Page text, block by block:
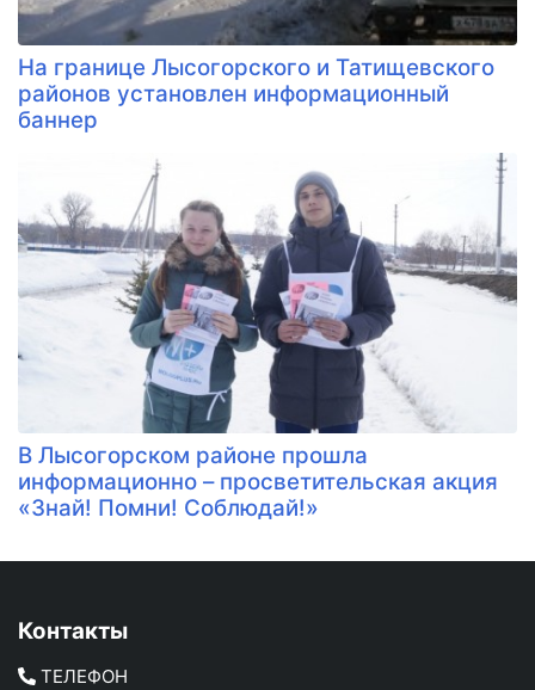
На границе Лысогорского и Татищевского
районов установлен информационный
баннер
В Лысогорском районе прошла
информационно – просветительская акция
«Знай! Помни! Соблюдай!»
Контакты
ТЕЛЕФОН